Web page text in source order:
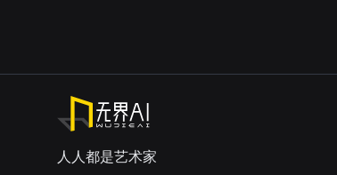
人人都是艺术家